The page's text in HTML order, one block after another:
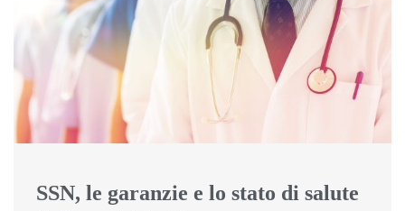
SSN, le garanzie e lo stato di salute